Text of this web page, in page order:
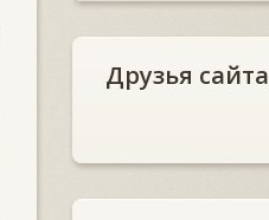
Друзья сайта